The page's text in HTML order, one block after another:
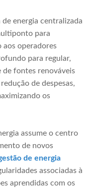
energia centralizada
para
operadores
para regular,
fontes renováveis
de despesas,
os
assume o centro
de novos
de energia
associadas à
aprendidas com os